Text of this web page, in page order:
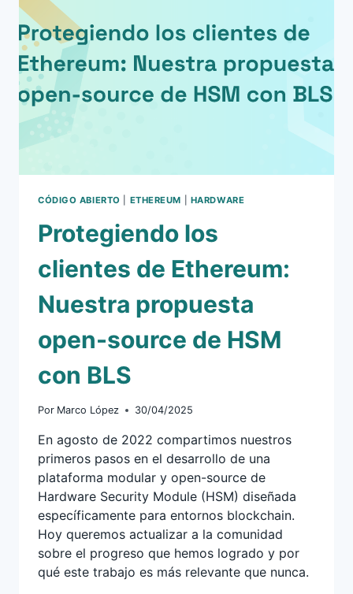
CÓDIGO ABIERTO ETHEREUM HARDWARE
Protegiendo los
clientes de Ethereum:
Nuestra propuesta
open-source de HSM
con BLS
Por Marco López 30/04/2025
En agosto de 2022 compartimos nuestros
primeros pasos en el desarrollo de una
plataforma modular y open-source de
Hardware Security Module (HSM) diseñada
específicamente para entornos blockchain.
Hoy queremos actualizar a la comunidad
sobre el progreso que hemos logrado y por
qué este trabajo es más relevante que nunca.